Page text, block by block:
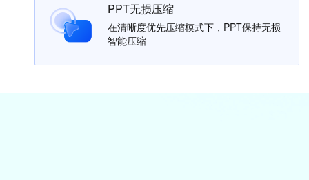
PPT无损压缩
在清晰度优先压缩模式下，PPT保持无损
智能压缩